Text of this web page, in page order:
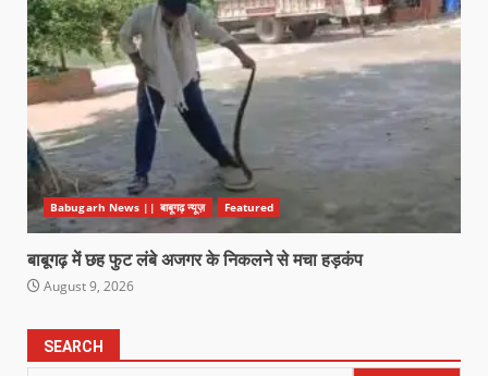
Babugarh News || बाबूगढ़ न्यूज़ Featured
बाबूगढ़ में छह फुट लंबे अजगर के निकलने से मचा हड़कंप
August 9, 2026
SEARCH